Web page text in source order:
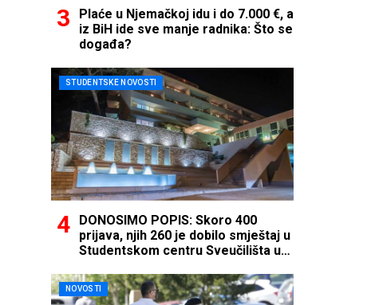
Plaće u Njemačkoj idu i do 7.000 €, a
iz BiH ide sve manje radnika: Što se
događa?
STUDENTSKE NOVOSTI
DONOSIMO POPIS: Skoro 400
prijava, njih 260 je dobilo smještaj u
Studentskom centru Sveučilišta u
NOVOSTI